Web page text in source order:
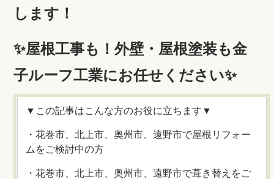
します！
✨屋根工事も！外壁・屋根塗装も金
子ルーフ工業にお任せください✨
▼この記事はこんな方のお役に立ちます▼
・花巻市、北上市、奥州市、遠野市で屋根リフォー
ムをご検討中の方
・花巻市、北上市、奥州市、遠野市で葺き替えをご